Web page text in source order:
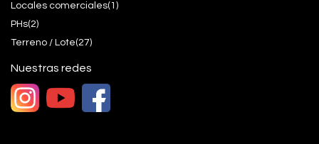
Locales comerciales(1)
PHs(2)
Terreno / Lote(27)
Nuestras redes